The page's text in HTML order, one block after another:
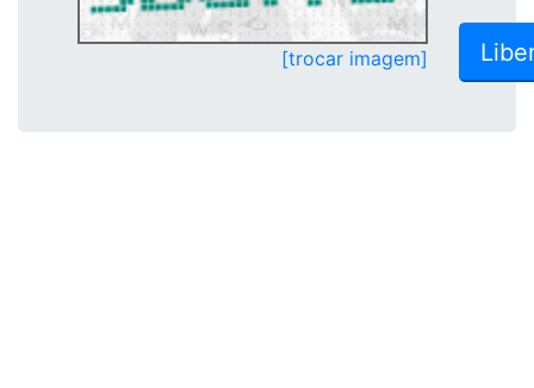
[trocar imagem]